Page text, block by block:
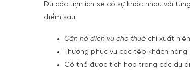
Dù các tiện ích sẽ có sự khác nhau với
điểm sau:
Căn hộ dịch vụ cho thuê chỉ xuất
Thường phục vụ các tệp khách
Có thể được tích hợp trong các dự